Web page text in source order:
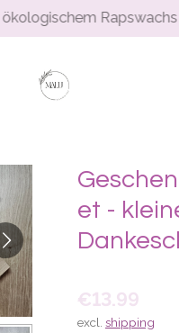
ökologischem Rapswachs
et -
€13.99
excl. shipping